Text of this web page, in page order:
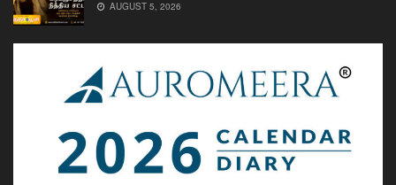
AUGUST 5, 2026